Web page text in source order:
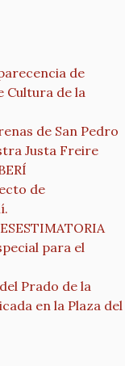
de
Cultura de la
de San Pedro
Justa Freire
de
para el
Prado de la
en la Plaza del